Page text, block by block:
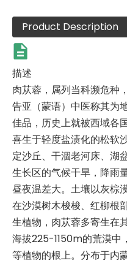
Product Description
描述
肉苁蓉，属列当科濒危种
告亚（蒙语）中医称其为
佳品，历史上就被西域各
喜生于轻度盐渍化的松软
定沙丘、干涸老河床、湖
生长区的气候干旱，降雨
昼夜温差大。土壤以灰棕
在沙漠树木梭梭、红柳根
生植物，肉苁蓉多寄生在
海拔225-1150m的荒漠中
等植物的根上。分布于内